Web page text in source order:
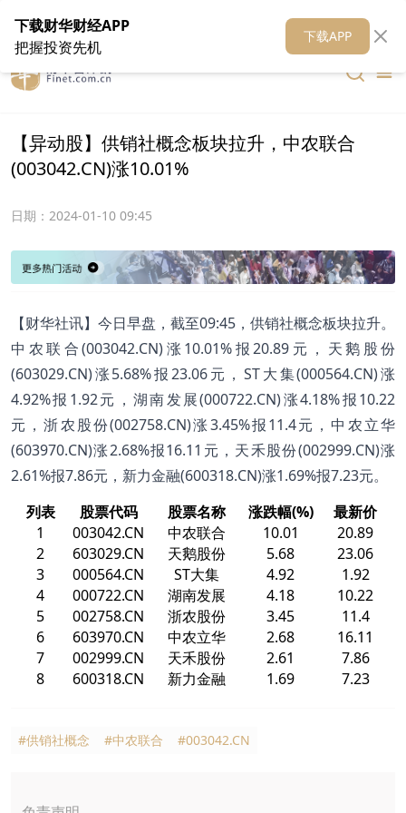
在线客服 关于我们 财华媒体矩阵 财华智库
【异动股】供销社概念板块拉升，中农联合
(003042.CN)涨10.01%
日期： 2024-01-10 09:45
【财华社讯】今日早盘，截至09:45，供销社概念板块拉升。
中农联合(003042.CN)涨10.01%报20.89元，天鹅股份
(603029.CN)涨5.68%报23.06元，ST大集(000564.CN)涨
4.92%报1.92元，湖南发展(000722.CN)涨4.18%报10.22
元，浙农股份(002758.CN)涨3.45%报11.4元，中农立华
(603970.CN)涨2.68%报16.11元，天禾股份(002999.CN)涨
2.61%报7.86元，新力金融(600318.CN)涨1.69%报7.23元。
列表
股票代码 股票名称 涨跌幅(%)
最新价
1
003042.CN 中农联合 10.01
20.89
2
603029.CN 天鹅股份 5.68
23.06
3
000564.CN ST大集 4.92
1.92
4
000722.CN 湖南发展 4.18
10.22
5
002758.CN 浙农股份 3.45
11.4
6
603970.CN 中农立华 2.68
16.11
7
002999.CN 天禾股份 2.61
7.86
8
600318.CN 新力金融 1.69 7.23
#供销社概念 #中农联合 #003042.CN
下载财华财经APP
把握投资先机
下载APP